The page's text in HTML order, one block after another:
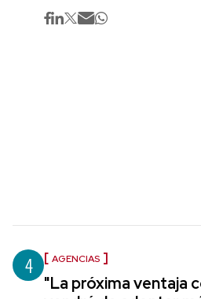
4 AGENCIAS
"La próxima ventaja